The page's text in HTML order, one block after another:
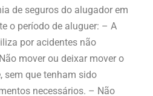
de seguros do alugador em
o período de aluguer: – A
por acidentes não
mover ou deixar mover o
sem que tenham sido
necessários. – Não